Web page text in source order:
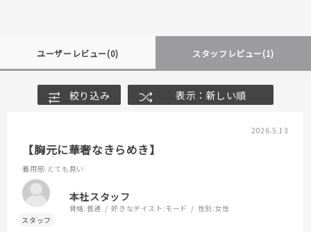
ユーザーレビュー(0) スタッフレビュー(1)
絞り込み 表示：新しい順
2026.5.13
【胸元に華奢なきらめき】
着用感:とても良い
本社スタッフ
骨格:普通 好きなテイスト:モード 性別:女性